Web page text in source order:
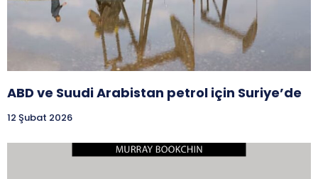
ABD ve Suudi Arabistan petrol için Suriye’de
12 Şubat 2026